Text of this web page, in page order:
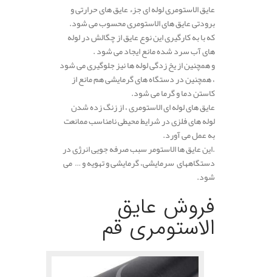
عایق الاستومری لوله ای جزء عایق های حرارتی و
برودتی عایق های الاستومری محسوب می شود.
که با به کارگیری این نوع عایق از چگالش در لوله
های آب سرد شده مانع ایجاد می شود .
و همچنین از یخ زدگی لوله ها نیز جلوگیری می شود
، همچنین در دستگاه های گرمایشی هم مانع از
کاستن دما و گرما می شود.
عایق های لوله ای الاستومری ، از زنگ زده شدن
لوله های فلزی در شرایط محیطی نامناسب ممانعت
به عمل می آورد.
.این عایق ها الاستومر سبب صرفه جویی انرژی در
دستگاههای سرمایشی، گرمایشی و تهویه و … می
شود.
فروش عایق
الاستومری قم